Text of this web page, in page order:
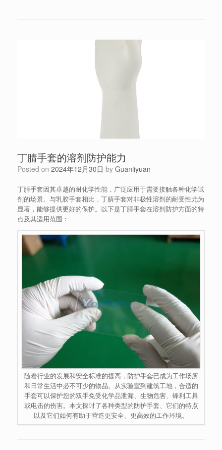
丁腈手套的溶剂防护能力
Posted on 2024年12月30日 by Guanliyuan
丁腈手套因其卓越的耐化学性能，广泛应用于需要接触各种化学试
剂的场景。与乳胶手套相比，丁腈手套对非极性溶剂的耐受性尤为
显著，能够提供更好的保护。以下是丁腈手套在溶剂防护方面的特
点及其适用范围：
随着行业的发展和安全标准的提高，防护手套已成为工作场所
和日常生活中必不可少的物品。从实验室到建筑工地，合适的
手套可以保护您的双手免受化学品泄漏、生物危害、锋利工具
或电击的伤害。本文探讨了各种类型的防护手套、它们的特点
以及它们如何有助于营造更安全、更高效的工作环境。